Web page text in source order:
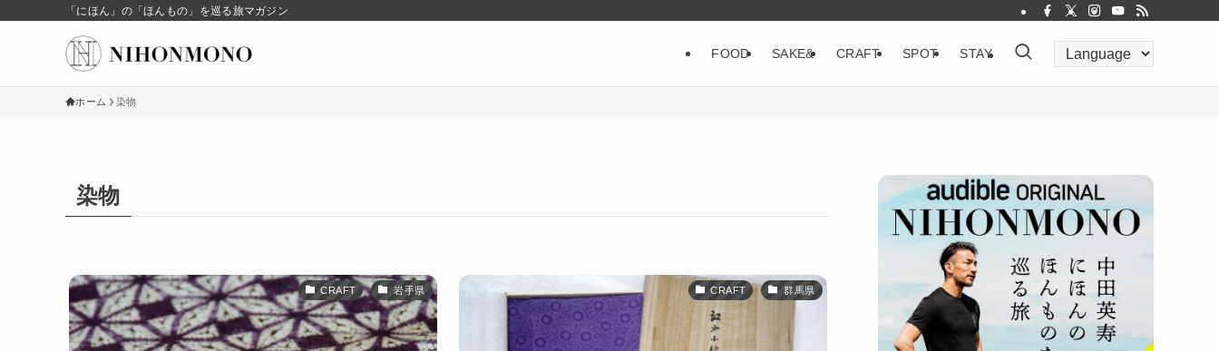
「にほん」の「ほんもの」を巡る旅マガジン
FOOD SAKE& CRAFT SPOT STAY
ホーム 染物
染物
CRAFT 岩手県 CRAFT 群馬県